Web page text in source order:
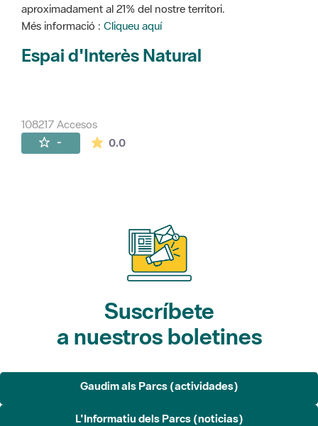
aproximadament al 21% del nostre territori.
Més informació : Cliqueu aquí
Espai d'Interès Natural
108217 Accesos
- 0.0La valoración media es de 0 estrellas de
Suscríbete
a nuestros boletines
Gaudim als Parcs (actividades)
L'Informatiu dels Parcs (noticias)